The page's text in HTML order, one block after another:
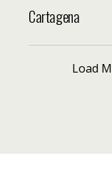
Cartagena
Load